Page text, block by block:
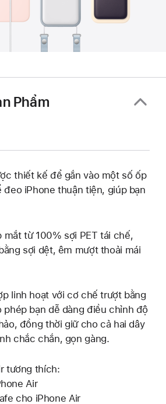
Phẩm
thiết kế để gắn vào một số ốp
đeo iPhone thuận tiện, giúp bạn
từ 100% sợi PET tái chế,
sợi dệt, êm mượt thoải mái
linh hoạt với cơ chế trượt bằng
bạn dễ dàng điều chỉnh độ
đồng thời giữ cho cả hai dây
chắc chắn, gọn gàng.
tương thích:
Air
cho iPhone Air